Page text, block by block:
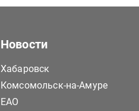
Новости
Хабаровск
Комсомольск-на-Амуре
ЕАО